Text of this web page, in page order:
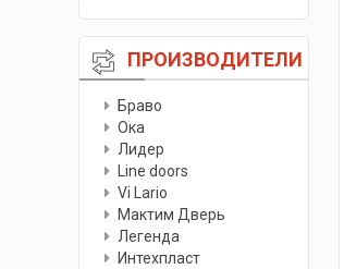
ПРОИЗВОДИТЕЛИ
Браво
Ока
Лидер
Line doors
Vi Lario
Мактим Дверь
Легенда
Интехпласт